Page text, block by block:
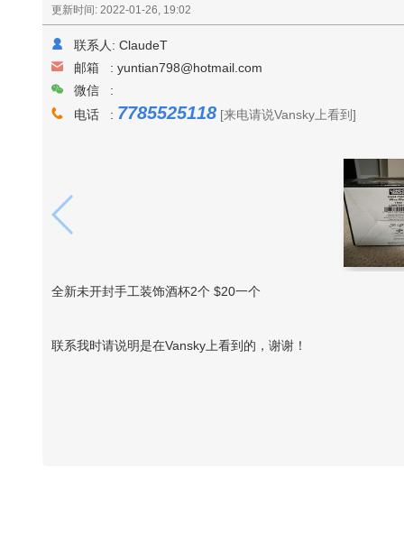
更新时间: 2022-01-26, 19:02
联系人: ClaudeT
邮箱 : yuntian798@hotmail.com
微信 :
电话 : 7785525118 [来电请说Vansky上看到]
全新未开封手工装饰酒杯2个 $20一个
联系我时请说明是在Vansky上看到的，谢谢！